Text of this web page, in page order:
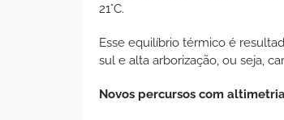
21°C.
Esse equilíbrio térmico é
sul e alta arborização, ou seja,
Novos percursos com